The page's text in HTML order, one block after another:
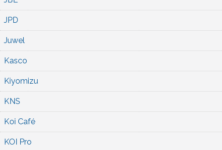
JPD
Juwel
Kasco
Kiyomizu
KNS
Koi Café
KOI Pro